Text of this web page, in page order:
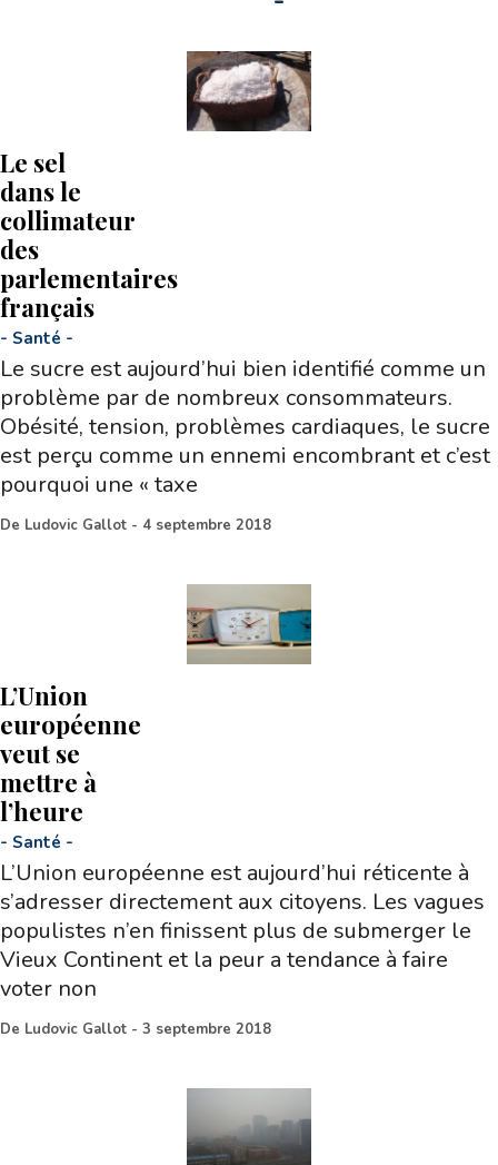
Le sel
dans le
collimateur
des
parlementaires
français
- Santé -
Le sucre est aujourd’hui bien identifié comme un
problème par de nombreux consommateurs.
Obésité, tension, problèmes cardiaques, le sucre
est perçu comme un ennemi encombrant et c’est
pourquoi une « taxe
De Ludovic Gallot - 4 septembre 2018
L’Union
européenne
veut se
mettre à
l’heure
- Santé -
L’Union européenne est aujourd’hui réticente à
s’adresser directement aux citoyens. Les vagues
populistes n’en finissent plus de submerger le
Vieux Continent et la peur a tendance à faire
voter non
De Ludovic Gallot - 3 septembre 2018